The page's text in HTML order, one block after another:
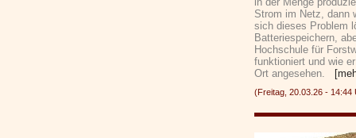
Strom im Netz, dann
sich dieses Problem
Batteriespeichern,
Hochschule für
funktioniert und wie
Ort angesehen.
(Freitag, 20.03.26 -